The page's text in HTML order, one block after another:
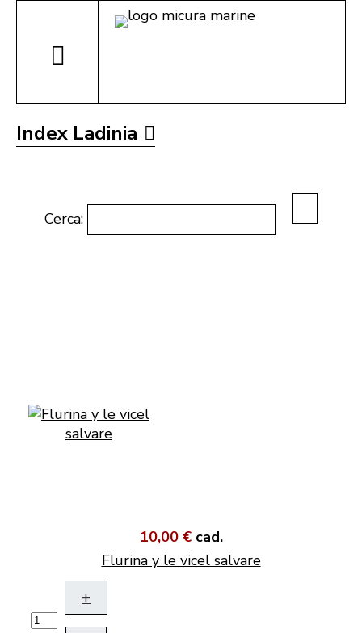
Index Ladinia
Cerca:
10,00 € cad.
Flurina y le vicel salvare
+